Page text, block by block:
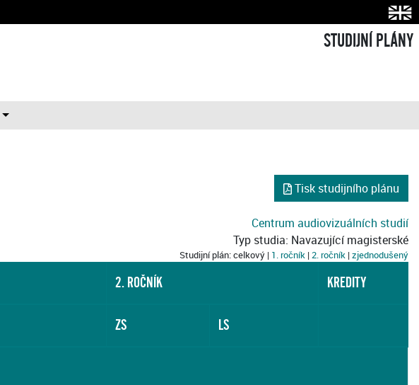
STUDIJNÍ PLÁNY
Tisk studijního plánu
Centrum audiovizuálních studií
Typ studia: Navazující magisterské
Studijní plán: celkový | 1. ročník |2. ročník |zjednodušený
2. ROČNÍK KREDITY
ZS LS